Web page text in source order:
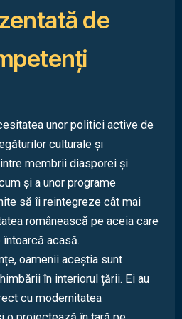
de
unor politici active de
culturale şi
membrii diasporei și
și a unor programe
să îi reintegreze cât mai
românească pe aceia care
acasă.
oamenii aceștia sunt
în interiorul țării. Ei au
cu modernitatea